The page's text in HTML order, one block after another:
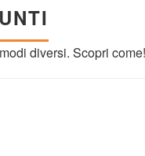
diversi. Scopri come!